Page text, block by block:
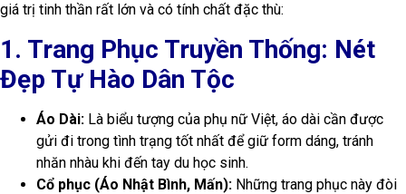
giá trị tinh thần rất lớn và có tính chất đặc thù:
1. Trang Phục Truyền Thống: Nét
Đẹp Tự Hào Dân Tộc
Áo Dài: Là biểu tượng của phụ nữ Việt, áo dài cần được
gửi đi trong tình trạng tốt nhất để giữ form dáng, tránh
nhăn nhàu khi đến tay du học sinh.
Cổ phục (Áo Nhật Bình, Mấn): Những trang phục này đòi